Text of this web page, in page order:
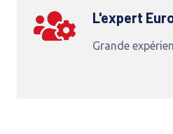
L'expert
Grande